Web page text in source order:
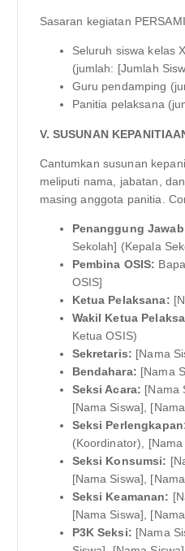
Sasaran kegiatan
Seluruh siswa kelas
(jumlah: [Jumlah
Guru pendamping
Panitia pelaksana
V. SUSUNAN
Cantumkan susunan
meliputi nama, jabatan,
masing anggota panitia.
Penanggung
Sekolah] (Kepala
Pembina OSIS:
OSIS]
Ketua Pelaksana:
Wakil Ketua
Ketua OSIS)
Sekretaris: [Nama
Bendahara: [Nama
Seksi Acara: [Nama
[Nama Siswa],
Seksi
(Koordinator),
Seksi Konsumsi:
[Nama Siswa],
Seksi Keamanan:
[Nama Siswa],
P3K Seksi: [Nama